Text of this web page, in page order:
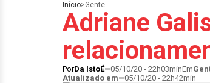
Início>Gente
Adriane
PorDa IstoÉ 05/10/20 - 22h03minEm
Atualizado em
05/10/20 - 22h42min